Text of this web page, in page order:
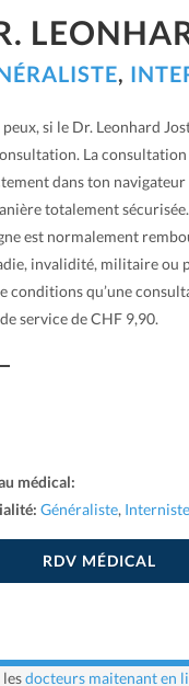
,
si le Dr. Leonhard
La consultation
dans ton
totalement
est normalement
invalidité, militaire ou
conditions qu’une
service de CHF 9,90.
médical:
Généraliste, Interniste
RDV MÉDICAL
docteurs maitenant en